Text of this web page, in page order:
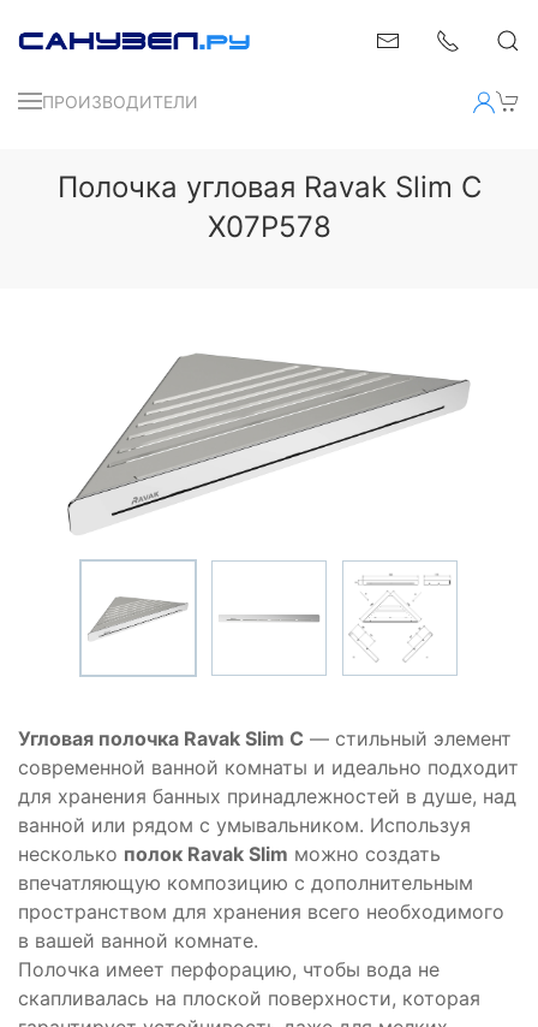
ПРОИЗВОДИТЕЛИ
Полочка угловая Ravak Slim C
X07P578
Угловая полочка Ravak Slim C — стильный элемент
современной ванной комнаты и идеально подходит
для хранения банных принадлежностей в душе, над
ванной или рядом с умывальником. Используя
несколько полок Ravak Slim можно создать
впечатляющую композицию с дополнительным
пространством для хранения всего необходимого
в вашей ванной комнате.
Полочка имеет перфорацию, чтобы вода не
скапливалась на плоской поверхности, которая